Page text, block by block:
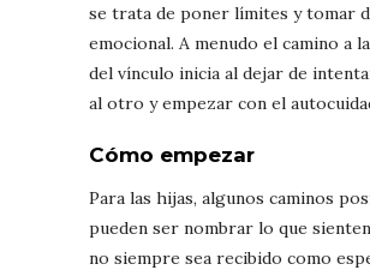
se trata de poner límites y tomar
emocional. A menudo el camino a
del vínculo inicia al dejar de
al otro y empezar con el
Cómo empezar
Para las hijas, algunos caminos
pueden ser nombrar lo que
no siempre sea recibido como